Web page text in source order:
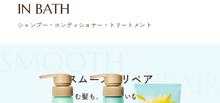
IN BATH
シャンプー・コンディショナー・トリートメント
&REPAIR
スムース ＆リペア
きしむ髪も、うるおいなめらか